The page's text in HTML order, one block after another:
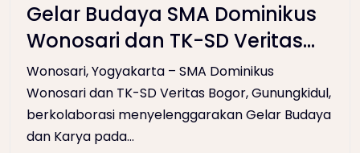
Gelar Budaya SMA Dominikus
Wonosari dan TK-SD Veritas
Bogor
Wonosari, Yogyakarta – SMA Dominikus
Wonosari dan TK-SD Veritas Bogor, Gunungkidul,
berkolaborasi menyelenggarakan Gelar Budaya
dan Karya pada...